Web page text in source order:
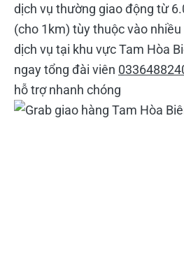
dịch vụ thường giao động từ
(cho 1km) tùy thuộc vào
dịch vụ tại khu vực Tam Hòa
ngay tổng đài viên
hỗ trợ nhanh chóng